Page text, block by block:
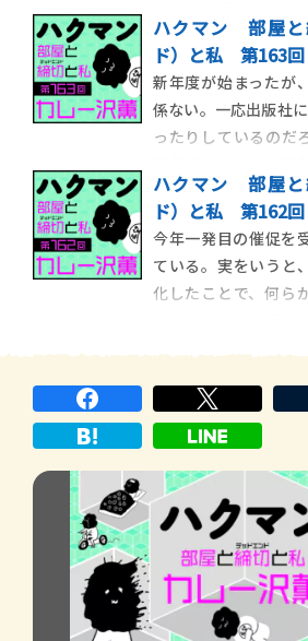
以外は思いつかない
ことは、その後にや
も無縁である。しか
無縁ということは「
も病める」という
ハクマン 部屋と
ド）と私 第163回
新年度が始まったが
係ない。一応出版社
ったりしているのだ
に終わる。だが逆に
担当が飛んでくれる
も始められるという
業界は学校教育や一
かった奴の集合
ハクマン 部屋と
ド）と私 第162回
今年一発目の催促を
ている。実をいうと
化したことで、何ら
む」と宣言しまくっ
今のまま３年休むと
遠の休息が訪れるた